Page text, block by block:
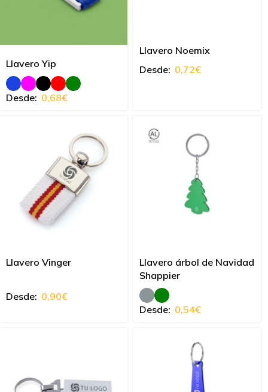
Llavero Yip
Desde: 0,68€
Llavero Noemix
Desde: 0,72€
Llavero Vinger
Desde: 0,90€
Llavero árbol de Navidad
Shappier
Desde: 0,54€